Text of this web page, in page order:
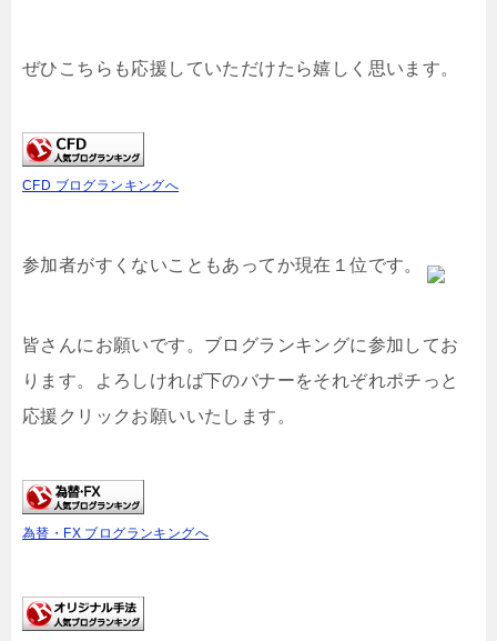
ぜひこちらも応援していただけたら嬉しく思います。
CFD ブログランキングへ
参加者がすくないこともあってか現在１位です。
皆さんにお願いです。ブログランキングに参加してお
ります。よろしければ下のバナーをそれぞれポチっと
応援クリックお願いいたします。
為替・FX ブログランキングへ